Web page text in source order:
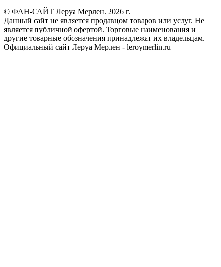
© ФАН-САЙТ Леруа Мерлен. 2026 г.
Данный сайт не является продавцом товаров или услуг. Не
является публичной офертой. Торговые наименования и
другие товарные обозначения принадлежат их владельцам.
Официальный сайт Леруа Мерлен - leroymerlin.ru